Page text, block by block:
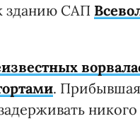
зданию САП
.